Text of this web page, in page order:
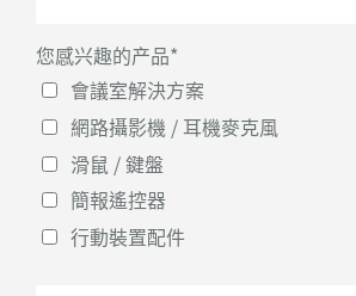
國家/地區*
您感兴趣的产品*
會議室解決方案
網路攝影機 / 耳機麥克風
滑鼠 / 鍵盤
簡報遙控器
行動裝置配件